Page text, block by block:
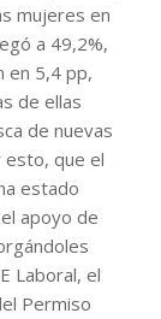
mujeres en
a 49,2%,
en 5,4 pp,
de ellas
de nuevas
esto, que el
estado
apoyo de
Laboral, el
Permiso